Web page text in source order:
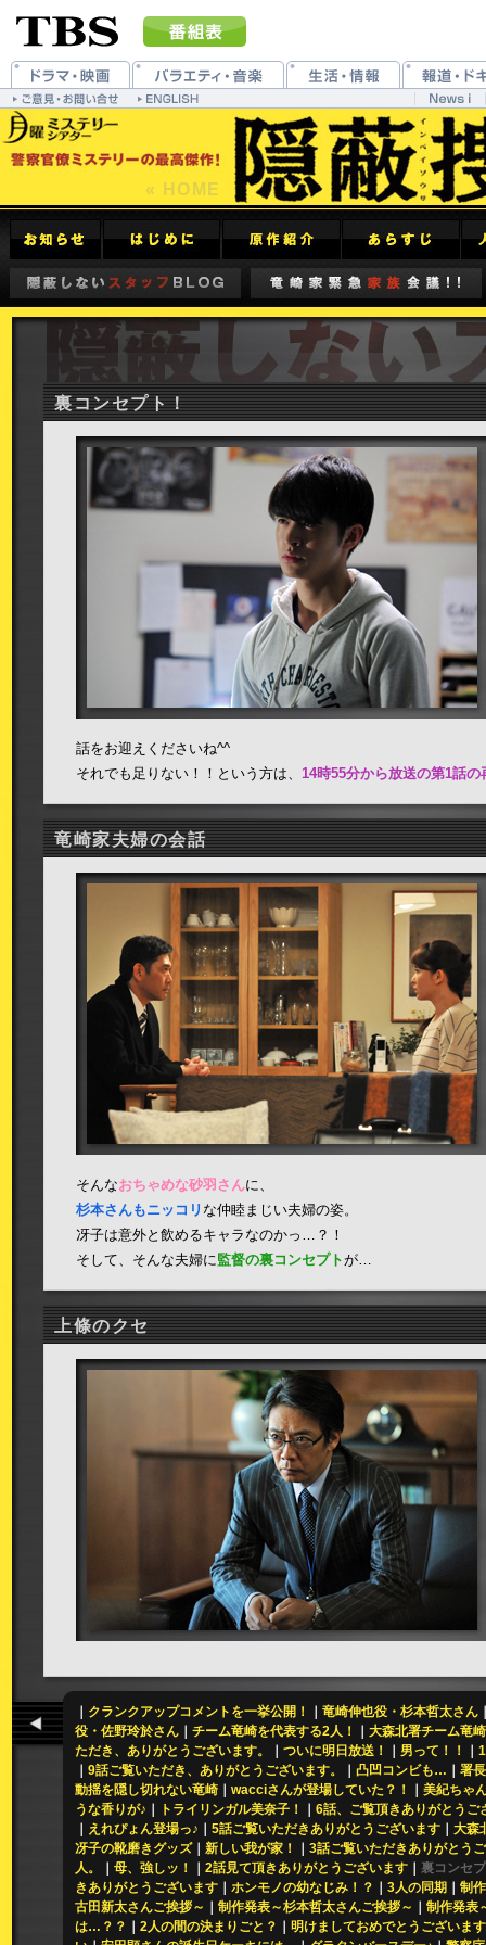
« HOME
裏コンセプト！
話をお迎えくださいね^^
それでも足りない！！という方は、 14時55分から放送の第1話の
竜崎家夫婦の会話
そんなおちゃめな砂羽さんに、
杉本さんもニッコリ な仲睦まじい夫婦の姿。
冴子は意外と飲めるキャラなのかっ…？！
そして、そんな夫婦に監督の裏コンセプトが…
上條のクセ
｜ クランクアップコメントを一挙公開！ ｜ 竜崎伸也役・杉本哲太さん
役・佐野玲於さん ｜ チーム竜崎を代表する2人！ ｜ 大森北署チーム竜崎
ただき、ありがとうございます。
｜ ついに明日放送！ ｜ 男って！！ ｜
｜ 9話ご覧いただき、ありがとうございます。 ｜ 凸凹コンビも… ｜ 署
動揺を隠し切れない竜崎 ｜ wacciさんが登場していた？！ ｜ 美紀ちゃ
うな香りが♪ ｜ トライリンガル美奈子！ ｜ 6話、ご覧頂きありがとうご
｜ えれぴょん登場っ♪ ｜ 5話ご覧いただきありがとうございます ｜ 大森
冴子の靴磨きグッズ｜ 新しい我が家！ ｜ 3話ご覧いただきありがとう
人。
｜ 母、強しッ！ ｜ 2話見て頂きありがとうございます ｜ 裏コンセ
きありがとうございます ｜ ホンモノの幼なじみ！？ ｜ 3人の同期 ｜ 制
古田新太さんご挨拶～ ｜ 制作発表～杉本哲太さんご挨拶～ ｜ 制作発表
は…？？ ｜ 2人の間の決まりごと？ ｜ 明けましておめでとうございま